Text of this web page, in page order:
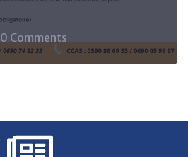
0 Comments